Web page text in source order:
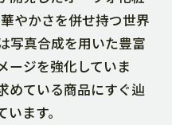
やかさを併せ持つ世界
写真合成を用いた豊富
ージを強化していま
めている商品にすぐ辿
ます。